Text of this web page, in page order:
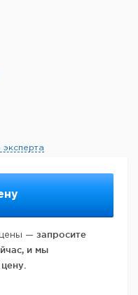
цены — запросите
и мы
эксперта